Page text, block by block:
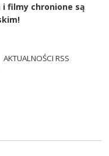
i filmy chronione są
AKTUALNOŚCI RSS